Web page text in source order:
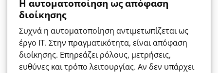
Η αυτοματοποίηση ως απόφαση
διοίκησης
Συχνά η αυτοματοποίηση αντιμετωπίζεται ως
έργο ΙΤ. Στην πραγματικότητα, είναι απόφαση
διοίκησης. Επηρεάζει ρόλους, μετρήσεις,
ευθύνες και τρόπο λειτουργίας. Αν δεν υπάρχει